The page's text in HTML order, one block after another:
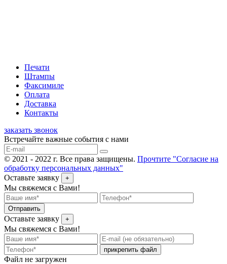
Печати
Штампы
Факсимиле
Оплата
Доставка
Контакты
заказать звонок
Встречайте важные события с нами
© 2021 - 2022 г. Все права защищены. Прочтите "Согласие на
обработку персональных данных"
Оставьте заявку
+
Мы свяжемся с Вами!
Отправить
Оставьте заявку +
Мы свяжемся с Вами!
прикрепить файл
Файл не загружен